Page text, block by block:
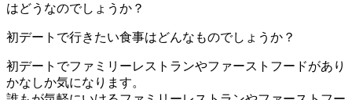
はどうなのでしょうか？
初デートで行きたい食事はどんなものでしょうか？
初デートでファミリーレストランやファーストフードがあり
かなしか気になります。